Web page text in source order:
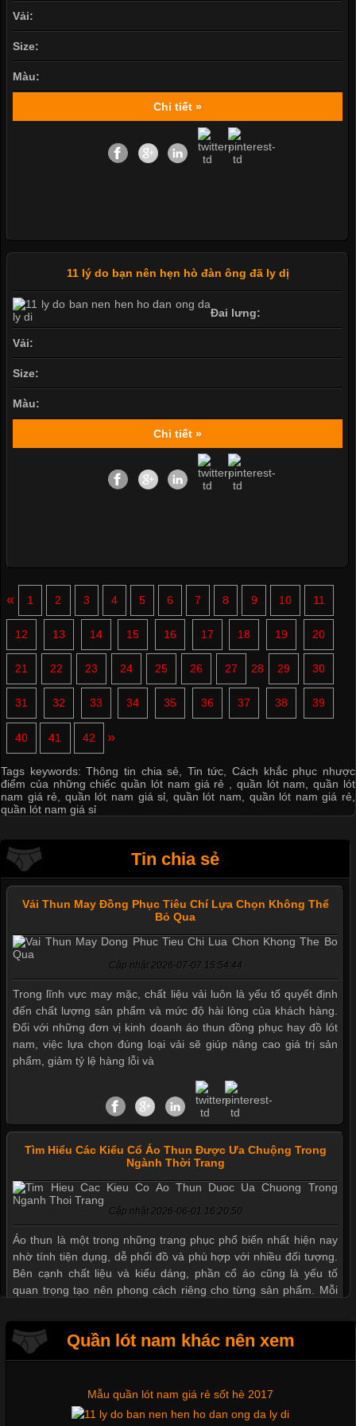
Vải:
Size:
Màu:
Chi tiết »
11 lý do bạn nên hẹn hò đàn ông đã ly dị
Đai lưng:
Vải:
Size:
Màu:
Chi tiết »
« 1 2 3 4 5 6 7 8 9 10 11
12 13 14 15 16 17 18 19 20
21 22 23 24 25 26 27 28 29 30
31 32 33 34 35 36 37 38 39
40 41 42 »
Tags keywords:Thông tin chia sẻ Tin tức ,Cách khắc phục nhược
điểm của những chiếc quần lót nam giá rẻ
quần lót nam ,quần lót
nam giá rẻ
quần lót nam giá sỉ quần lót nam quần lót nam giá rẻ
quần lót nam giá sỉ
Tin chia sẻ
Vải Thun May Đồng Phục Tiêu Chí Lựa Chọn Không Thể
Bỏ Qua
Cập nhật 2026-07-07 15:54:44
Trong lĩnh vực may mặc, chất liệu vải luôn là yếu tố quyết định
đến chất lượng sản phẩm và mức độ hài lòng của khách hàng.
Đối với những đơn vị kinh doanh áo thun đồng phục hay đồ lót
nam, việc lựa chọn đúng loại vải sẽ giúp nâng cao giá trị sản
phẩm, giảm tỷ lệ hàng lỗi và
Tìm Hiểu Các Kiểu Cổ Áo Thun Được Ưa Chuộng Trong
Ngành Thời Trang
Cập nhật 2026-06-01 16:20:50
Áo thun là một trong những trang phục phổ biến nhất hiện nay
nhờ tính tiện dụng, dễ phối đồ và phù hợp với nhiều đối tượng.
Bên cạnh chất liệu và kiểu dáng, phần cổ áo cũng là yếu tố
quan trọng tạo nên phong cách riêng cho từng sản phẩm. Mỗi
Những Mẫu Áo Thun Đồng Phục Công Ty Được Ưa
Chuộng Hiện Nay
Quần lót nam khác nên xem
Mẫu quần short quần lót nam nữ hè thu 2017
Thị hiều quần lót nam bơi lội nam và nữ 2017
Xu hướng thời trang trẻ và quần lót nam giá sỉ
Giặt và bảo quản quần lót nam đúng cách
Mẫu quần lót nam giá rẻ sốt hè 2017